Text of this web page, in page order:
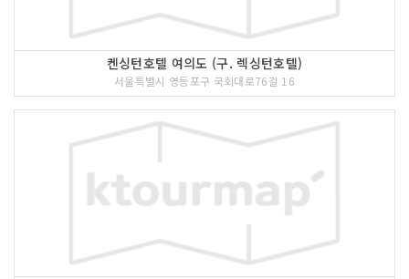
켄싱턴호텔 여의도 (구. 렉싱턴호텔)
서울특별시 영등포구 국회대로76길 16